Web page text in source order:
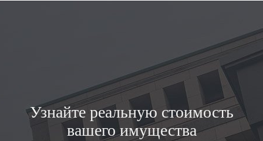
Узнайте реальную стоимость
вашего имущества